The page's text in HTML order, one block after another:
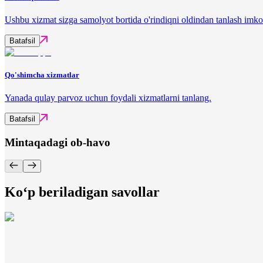
Ushbu xizmat sizga samolyot bortida o'rindiqni oldindan tanlash
Batafsil
Qo'shimcha xizmatlar
Yanada qulay parvoz uchun foydali xizmatlarni tanlang.
Batafsil
Mintaqadagi ob-havo
Ko‘p beriladigan savollar